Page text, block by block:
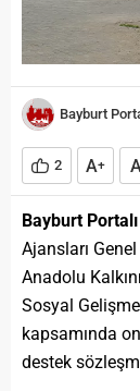
Bayburt
2 A+ A
Bayburt Portalı
Ajansları
Anadolu
Sosyal
kapsamında
destek